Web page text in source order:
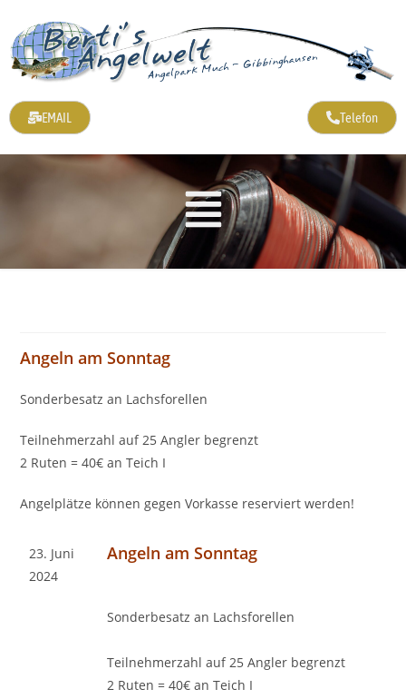
EMAIL Telefon
Angeln am Sonntag
Sonderbesatz an Lachsforellen
Teilnehmerzahl auf 25 Angler begrenzt
2 Ruten = 40€ an Teich I
Angelplätze können gegen Vorkasse reserviert werden!
23. Juni
2024
Angeln am Sonntag
Sonderbesatz an Lachsforellen
Teilnehmerzahl auf 25 Angler begrenzt
2 Ruten = 40€ an Teich I